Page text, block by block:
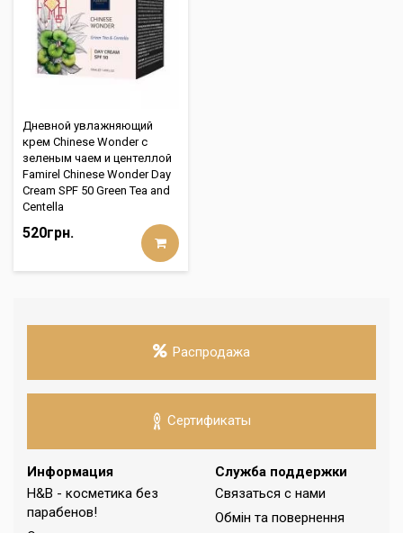
Дневной увлажняющий
крем Chinese Wonder с
зеленым чаем и центеллой
Famirel Chinese Wonder Day
Cream SPF 50 Green Tea and
Centella
520грн.
Распродажа
Сертификаты
Информация
H&B - косметика без
парабенов!
Служба поддержки
Связаться с нами
Обмін та повернення